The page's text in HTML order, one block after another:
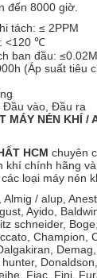
đến 8000 giờ.
tách: ≤ 2PPM
<120 ℃
ban đầu:
(Áp suất tiêu
Đầu vào, Đầu ra
MÁY NÉN KHÍ /
HCM chuyên
khí chính hãng
loại máy nén
Almig / alup,
Ayido,
schneider,
Champion,
Fiac, Fini,